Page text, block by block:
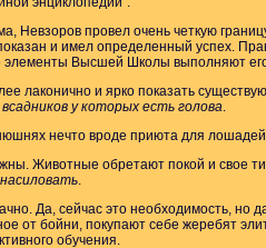
Невзоров провел очень четкую
и имел определенный успех.
элементы Высшей Школы выполняют
лаконично и ярко показать
у которых есть голова.
нечто вроде приюта для
Животные обретают покой и свое
насиловать.
Да, сейчас это необходимость, но
от бойни, покупают себе жеребят
обучения.